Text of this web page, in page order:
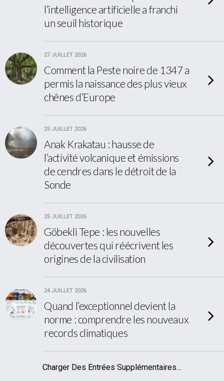
l’intelligence artificielle a franchi
un seuil historique
27 JUILLET 2026
Comment la Peste noire de 1347 a
permis la naissance des plus vieux
chênes d’Europe
25 JUILLET 2026
Anak Krakatau : hausse de
l’activité volcanique et émissions
de cendres dans le détroit de la
Sonde
25 JUILLET 2026
Göbekli Tepe : les nouvelles
découvertes qui réécrivent les
origines de la civilisation
24 JUILLET 2026
Quand l’exceptionnel devient la
norme : comprendre les nouveaux
records climatiques
Charger Des Entrées Supplémentaires…